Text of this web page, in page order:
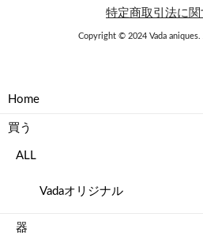
Home
買う
ALL
Vadaオリジナル
器
特定商取引法に
Copyright © 2024 Vada